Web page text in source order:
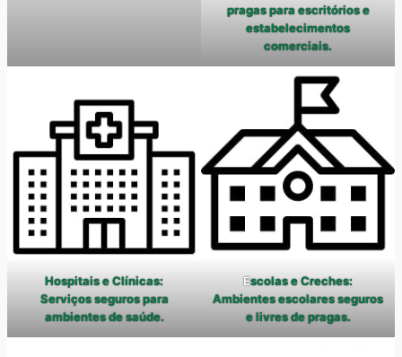
pragas para escritórios e
estabelecimentos
comerciais.
Hospitais e Clínicas:
Serviços seguros para
ambientes de saúde.
Escolas e Creches:
Ambientes escolares seguros
e livres de pragas.